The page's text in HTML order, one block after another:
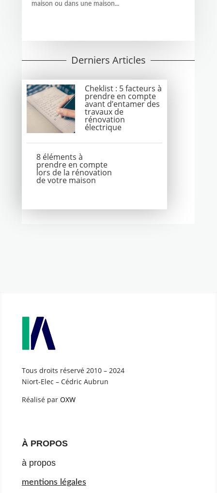
maison ou dans une maison...
Derniers Articles
Cheklist : 5 facteurs à
prendre en compte
avant d’entamer des
travaux de
rénovation
électrique
8 éléments à
prendre en compte
lors de la rénovation
de votre maison
Tous droits réservé 2010 – 2024
Niort-Elec – Cédric Aubrun
Réalisé par OXW
À PROPOS
à propos
mentions légales